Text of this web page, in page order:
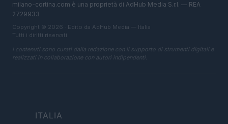
milano-cortina.com è una proprietà di AdHub Media S.r.l. — REA
2729933
Copyright © 2026 · Edito da AdHub Media — Italia
Tutti i diritti riservati
I contenuti sono curati dalla redazione con il supporto di strumenti digitali e
realizzati in collaborazione con autori indipendenti.
ITALIA